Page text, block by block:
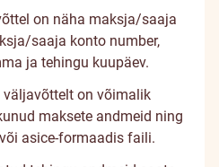
on näha maksja/saaja
saaja konto number,
ja tehingu kuupäev.
on võimalik
maksete andmeid ning
asice-formaadis faili.